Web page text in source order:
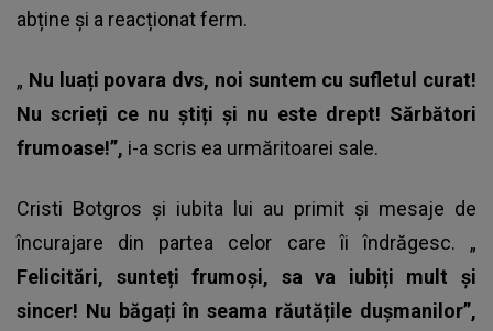
abține și a reacționat ferm.
„ Nu luați povara dvs, noi suntem cu sufletul curat!
Nu scrieți ce nu știți și nu este drept! Sărbători
frumoase!”, i-a scris ea urmăritoarei sale.
Cristi Botgros și iubita lui au primit și mesaje de
încurajare din partea celor care îi îndrăgesc. „
Felicitări, sunteți frumoși, sa va iubiți mult și
sincer! Nu băgați în seama răutățile dușmanilor”,